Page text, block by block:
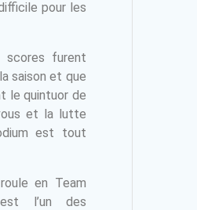
pour les
scores furent
saison et que
le quintuor de
et la lutte
est tout
en Team
l’un des